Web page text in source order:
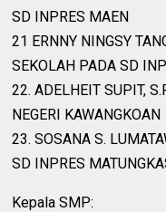
SD INPRES MAEN
21 ERNNY NINGSY
SEKOLAH PADA SD
22. ADELHEIT SUPIT,
NEGERI KAWANGKOAN
23. SOSANA S.
SD INPRES
Kepala SMP: